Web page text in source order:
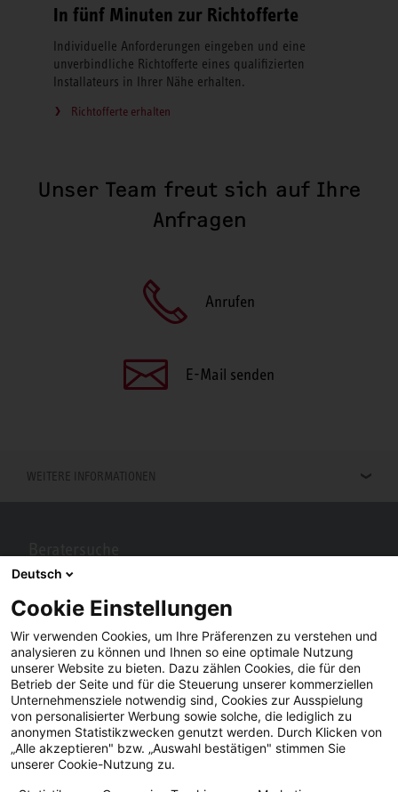
In fünf Minuten zur Richtofferte
Individuelle Anforderungen eingeben und eine
unverbindliche Richtofferte eines qualifizierten
Installateurs in Ihrer Nähe erhalten.
Richtofferte erhalten
Unser Team freut sich auf Ihre
Anfragen
Anrufen
E-Mail senden
WEITERE INFORMATIONEN
Berater in Ihrer Nähe gesucht? Mit STIEBEL ELTRON kein Problem.
Facebook YouTube LinkedIn
Deutsch
Cookie Einstellungen
Wir verwenden Cookies, um Ihre Präferenzen zu verstehen und
analysieren zu können und Ihnen so eine optimale Nutzung
unserer Website zu bieten. Dazu zählen Cookies, die für den
Betrieb der Seite und für die Steuerung unserer kommerziellen
Unternehmensziele notwendig sind, Cookies zur Ausspielung
von personalisierter Werbung sowie solche, die lediglich zu
anonymen Statistikzwecken genutzt werden. Durch Klicken von
„Alle akzeptieren" bzw. „Auswahl bestätigen" stimmen Sie
unserer Cookie-Nutzung zu.